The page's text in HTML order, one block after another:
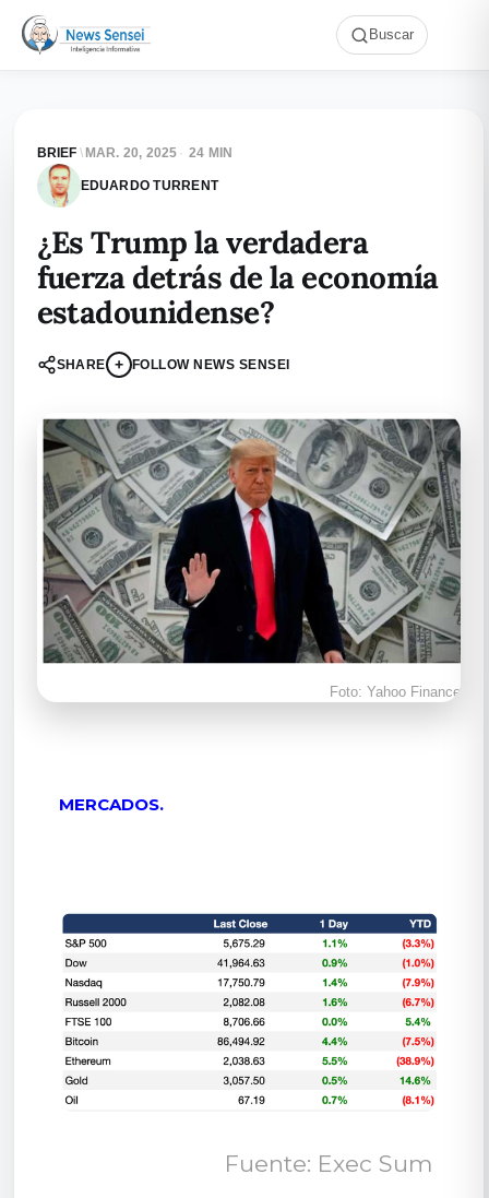
Buscar
BRIEF \ MAR. 20, 2025 · 24 MIN
EDUARDO TURRENT
¿Es Trump la verdadera
fuerza detrás de la economía
estadounidense?
SHARE + FOLLOW NEWS SENSEI
Foto: Yahoo Finance
MERCADOS.
Fuente: Exec Sum